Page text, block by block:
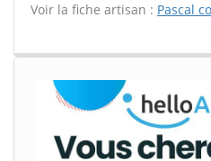
Voir la fiche artisan : Pascal